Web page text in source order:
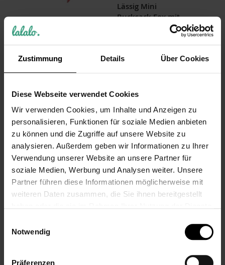
Zustimmung Details Über Cookies
Diese Webseite verwendet Cookies
Wir verwenden Cookies, um Inhalte und Anzeigen zu
personalisieren, Funktionen für soziale Medien anbieten
zu können und die Zugriffe auf unsere Website zu
analysieren. Außerdem geben wir Informationen zu Ihrer
Verwendung unserer Website an unsere Partner für
soziale Medien, Werbung und Analysen weiter. Unsere
Partner führen diese Informationen möglicherweise mit
weiteren Daten zusammen, die Sie ihnen bereitgestellt
Notwendig
Präferenzen
Kleinkind Rucksack
mit Namen, perfekt
als Kita-Geschenk
für Mädchen,
bestickt
35,99 €
Inkl. 19% Steuern exkl.
Versandkosten
Lässig Mini
Rucksack Fox mit
Namen bestickt -
für Kita-Kinder
35,99 €
BEWERTUNGEN 4
Schreibe eine Bewertung
Bewertungen schreiben. Bitte
loggen Sie